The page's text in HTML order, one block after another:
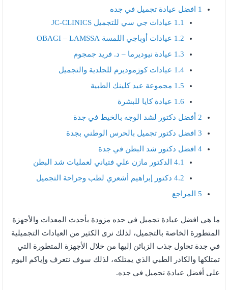
1 افضل عيادة تجميل في جده
1.1 عيادات جي سي للتجميل JC-CLINICS
1.2 عيادات أوباجي اللمسة OBAGI – LAMSSA
1.3 عيادة نيوديرما – د. فريد جمجوم
1.4 عيادات كوزموديرم للجلدية والتجميل
1.5 مجموعة عيد كلينك الطبية
1.6 عيادة كايا للبشرة
2 أفضل دكتور لشد الوجه بالخيط في جدة
3 افضل دكتور تجميل بالحرس الوطني بجدة
4 افضل دكتور شد البطن في جدة
4.1 الدكتور مازن علي فتياني لعمليات شد البطن
4.2 دكتور إبراهيم أشعري لطب وجراحة التجميل
5 المراجع
ما هي افضل عيادة تجميل في جده مزودة بأحدث المعدات والأجهزة
المتطورة الخاصة بالتجميل، لذلك نرى الكثير من العيادات التجميلية
في جدة تحاول جذب الزبائن إليها من خلال الأجهزة المتطورة التي
تمتلكها والكادر الطبي الذي يمتلكه، لذلك سوف نتعرف وإياكم اليوم
على أفضل عيادة تجميل في جده.